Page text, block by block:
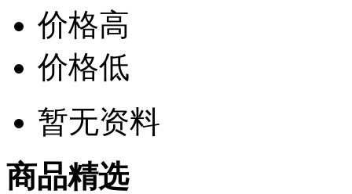
价格高
价格低
暂无资料
商品精选